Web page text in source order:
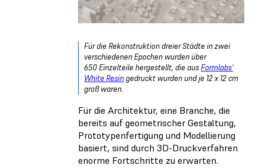
Für die Rekonstruktion dreier Städte in zwei
verschiedenen Epochen wurden über
650 Einzelteile hergestellt, die ausFormlabs'
White Resingedruckt wurden und je 12 x 12 cm
groß waren.
Für die Architektur, eine Branche, die
bereits auf geometrischer Gestaltung,
Prototypenfertigung und Modellierung
basiert, sind durch 3D-Druckverfahren
enorme Fortschritte zu erwarten.